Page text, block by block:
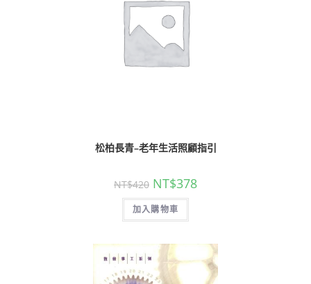
松柏長青–老年生活照顧指引
NT$420 NT$378
加入購物車